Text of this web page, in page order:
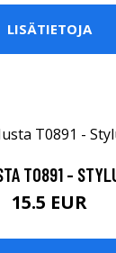
LISÄTIETOJA
T0891 -
15.5 EUR